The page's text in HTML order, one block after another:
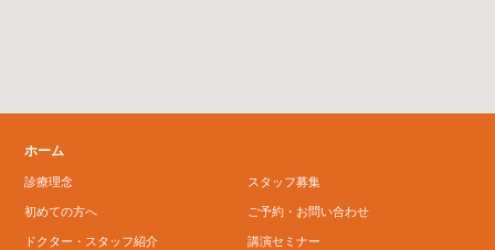
ホーム
診療理念
初めての方へ
ドクター・スタッフ紹介
スタッフ募集
ご予約・お問い合わせ
講演セミナー